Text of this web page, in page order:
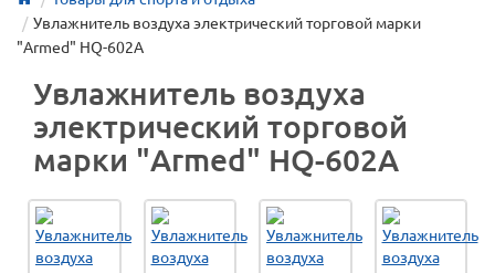
Увлажнитель воздуха электрический торговой марки
"Armed" HQ-602A
Увлажнитель воздуха
электрический торговой
марки "Armed" HQ-602A